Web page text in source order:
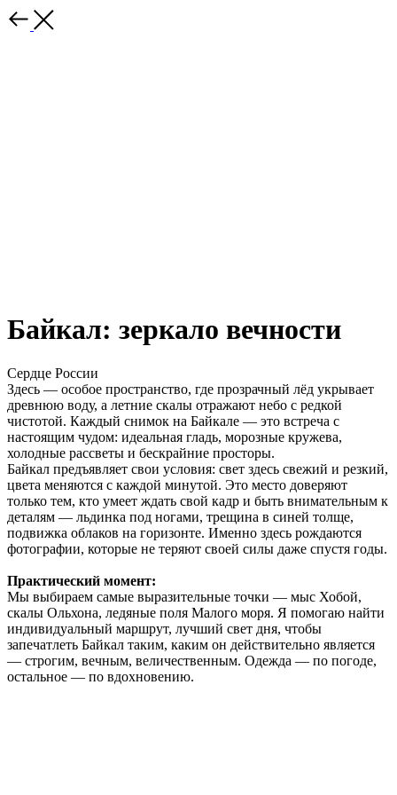
Байкал: зеркало вечности
Сердце России
Здесь — особое пространство, где прозрачный лёд укрывает
древнюю воду, а летние скалы отражают небо с редкой
чистотой. Каждый снимок на Байкале — это встреча с
настоящим чудом: идеальная гладь, морозные кружева,
холодные рассветы и бескрайние просторы.
Байкал предъявляет свои условия: свет здесь свежий и резкий,
цвета меняются с каждой минутой. Это место доверяют
только тем, кто умеет ждать свой кадр и быть внимательным к
деталям — льдинка под ногами, трещина в синей толще,
подвижка облаков на горизонте. Именно здесь рождаются
фотографии, которые не теряют своей силы даже спустя годы.
Практический момент:
Мы выбираем самые выразительные точки — мыс Хобой,
скалы Ольхона, ледяные поля Малого моря. Я помогаю найти
индивидуальный маршрут, лучший свет дня, чтобы
запечатлеть Байкал таким, каким он действительно является
— строгим, вечным, величественным. Одежда — по погоде,
остальное ― по вдохновению.